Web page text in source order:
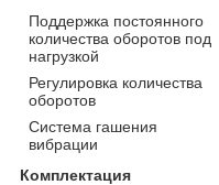
Поддержка постоянного
количества оборотов под
нагрузкой
Регулировка количества
оборотов
Система гашения
вибрации
Комплектация